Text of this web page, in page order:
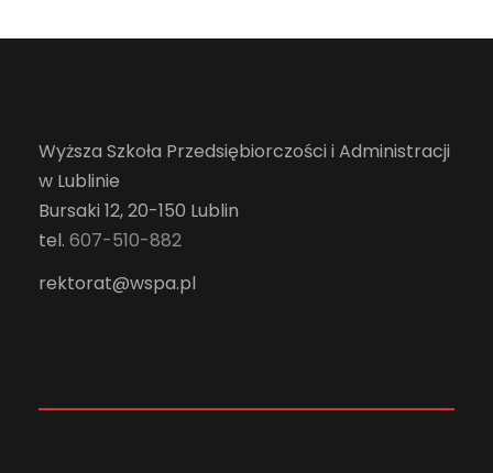
Wyższa Szkoła Przedsiębiorczości i Administracji
w Lublinie
Bursaki 12, 20-150 Lublin
tel. 607-510-882
rektorat@wspa.pl